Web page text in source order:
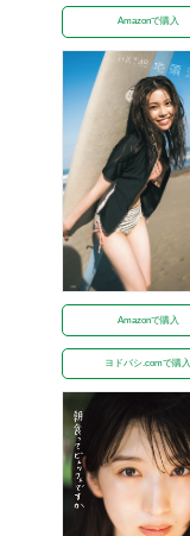
Amazonで購入
Amazonで購入
ヨドバシ.comで購入